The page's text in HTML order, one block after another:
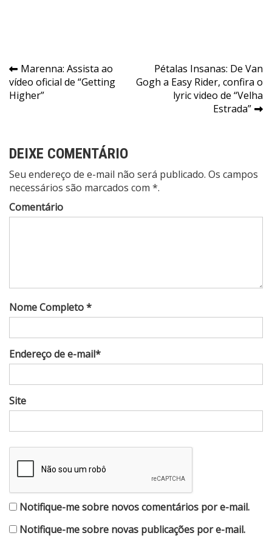
Navegação
de
Marenna: Assista ao
vídeo oficial de “Getting
Higher”
Pétalas Insanas: De Van
Gogh a Easy Rider, confira o
lyric video de “Velha
Estrada”
DEIXE COMENTÁRIO
Seu endereço de e-mail não será publicado. Os campos
necessários são marcados com *.
Comentário
Nome Completo *
Endereço de e-mail*
Site
Notifique-me sobre novos comentários por e-mail.
Notifique-me sobre novas publicações por e-mail.